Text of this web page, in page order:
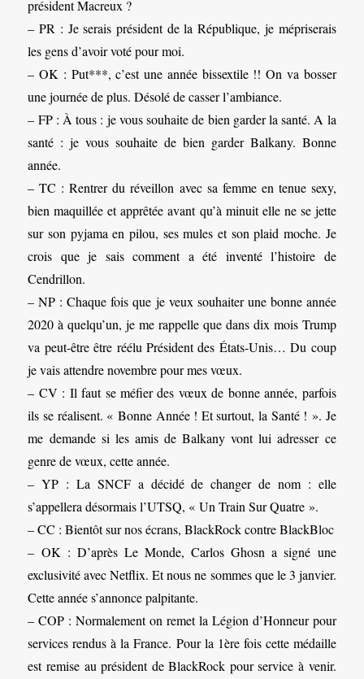
président Macreux ?
– PR : Je serais président de la République, je mépriserais
les gens d’avoir voté pour moi.
– OK : Put***, c’est une année bissextile !! On va bosser
une journée de plus. Désolé de casser l’ambiance.
– FP : À tous : je vous souhaite de bien garder la santé. A la
santé : je vous souhaite de bien garder Balkany. Bonne
année.
– TC : Rentrer du réveillon avec sa femme en tenue sexy,
bien maquillée et apprêtée avant qu’à minuit elle ne se jette
sur son pyjama en pilou, ses mules et son plaid moche. Je
crois que je sais comment a été inventé l’histoire de
Cendrillon.
– NP : Chaque fois que je veux souhaiter une bonne année
2020 à quelqu’un, je me rappelle que dans dix mois Trump
va peut-être être réélu Président des États-Unis… Du coup
je vais attendre novembre pour mes vœux.
– CV : Il faut se méfier des vœux de bonne année, parfois
ils se réalisent. « Bonne Année ! Et surtout, la Santé ! ». Je
me demande si les amis de Balkany vont lui adresser ce
genre de vœux, cette année.
– YP : La SNCF a décidé de changer de nom : elle
s’appellera désormais l’UTSQ, « Un Train Sur Quatre ».
– CC : Bientôt sur nos écrans, BlackRock contre BlackBloc
– OK : D’après Le Monde, Carlos Ghosn a signé une
exclusivité avec Netflix. Et nous ne sommes que le 3 janvier.
Cette année s’annonce palpitante.
– COP : Normalement on remet la Légion d’Honneur pour
services rendus à la France. Pour la 1ère fois cette médaille
est remise au président de BlackRock pour service à venir.